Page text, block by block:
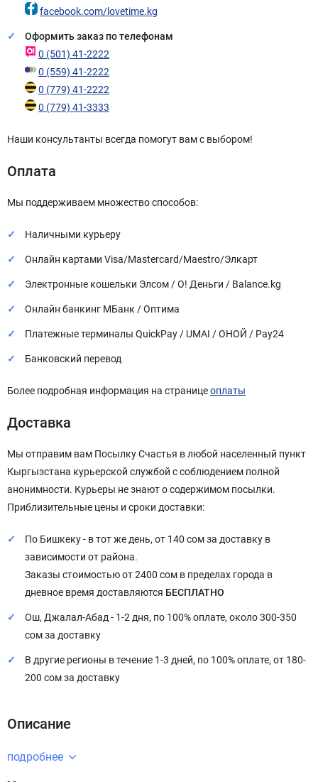
facebook.com/lovetime.kg
Оформить заказ по телефонам
0 (501) 41-2222
0 (559) 41-2222
0 (779) 41-2222
0 (779) 41-3333
Наши консультанты всегда помогут вам с выбором!
Оплата
Мы поддерживаем множество способов:
Наличными курьеру
Онлайн картами Visa/Mastercard/Maestro/Элкарт
Электронные кошельки Элсом / О! Деньги / Balance.kg
Онлайн банкинг МБанк / Оптима
Платежные терминалы QuickPay / UMAI / ОНОЙ / Pay24
Банковский перевод
Более подробная информация на страницеоплаты
Доставка
Мы отправим вам Посылку Счастья в любой населенный пункт
Кыргызстана курьерской службой с соблюдением полной
анонимности. Курьеры не знают о содержимом посылки.
Приблизительные цены и сроки доставки:
По Бишкеку - в тот же день, от 140 сом за доставку в
зависимости от района.
Заказы стоимостью от 2400 сом в пределах города в
дневное время доставляются БЕСПЛАТНО
Ош, Джалал-Абад - 1-2 дня, по 100% оплате, около 300-350
сом за доставку
В другие регионы в течение 1-3 дней, по 100% оплате, от 180-
200 сом за доставку
Описание
подробнее